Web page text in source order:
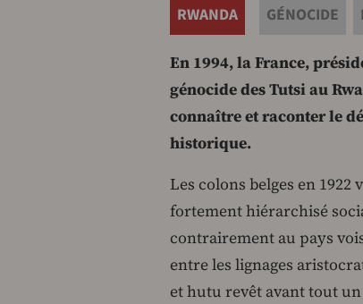
RWANDA
GÉNOCIDE
En 1994, la France,
génocide des Tutsi au
connaître et raconter le
historique.
Les colons belges en
fortement hiérarchisé
contrairement au pays
entre les lignages
et hutu revêt avant tout